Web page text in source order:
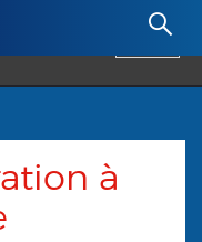
: Retour à l'accueil
à